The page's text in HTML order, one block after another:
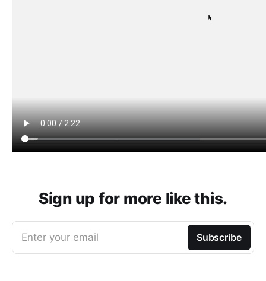
Sign up for more like this.
Enter your email Subscribe